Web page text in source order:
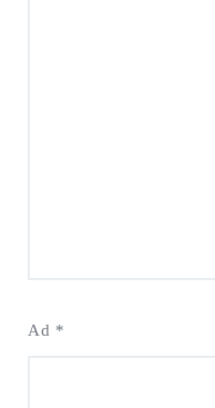
Ad *